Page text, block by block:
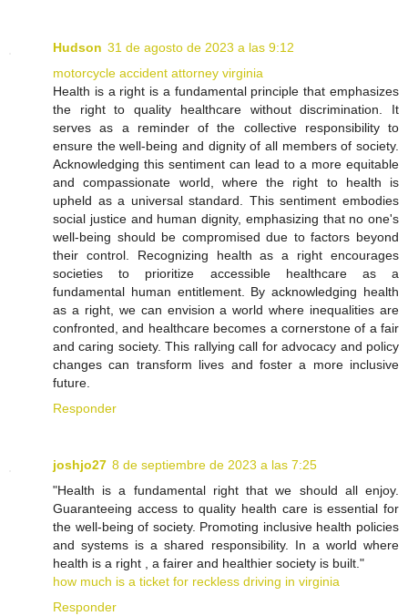
Hudson 31 de agosto de 2023 a las 9:12
motorcycle accident attorney virginia
Health is a right is a fundamental principle that emphasizes
the right to quality healthcare without discrimination. It
serves as a reminder of the collective responsibility to
ensure the well-being and dignity of all members of society.
Acknowledging this sentiment can lead to a more equitable
and compassionate world, where the right to health is
upheld as a universal standard. This sentiment embodies
social justice and human dignity, emphasizing that no one's
well-being should be compromised due to factors beyond
their control. Recognizing health as a right encourages
societies to prioritize accessible healthcare as a
fundamental human entitlement. By acknowledging health
as a right, we can envision a world where inequalities are
confronted, and healthcare becomes a cornerstone of a fair
and caring society. This rallying call for advocacy and policy
changes can transform lives and foster a more inclusive
future.
Responder
joshjo27 8 de septiembre de 2023 a las 7:25
"Health is a fundamental right that we should all enjoy.
Guaranteeing access to quality health care is essential for
the well-being of society. Promoting inclusive health policies
and systems is a shared responsibility. In a world where
health is a right , a fairer and healthier society is built."
how much is a ticket for reckless driving in virginia
Responder